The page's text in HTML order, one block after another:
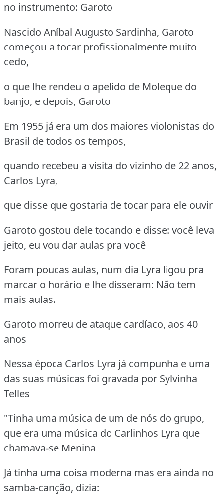
no instrumento: Garoto
Nascido Aníbal Augusto Sardinha, Garoto
começou a tocar profissionalmente muito
cedo,
o que lhe rendeu o apelido de Moleque do
banjo, e depois, Garoto
Em 1955 já era um dos maiores violonistas do
Brasil de todos os tempos,
quando recebeu a visita do vizinho de 22 anos,
Carlos Lyra,
que disse que gostaria de tocar para ele ouvir
Garoto gostou dele tocando e disse: você leva
jeito, eu vou dar aulas pra você
Foram poucas aulas, num dia Lyra ligou pra
marcar o horário e lhe disseram: Não tem
mais aulas.
Garoto morreu de ataque cardíaco, aos 40
anos
Nessa época Carlos Lyra já compunha e uma
das suas músicas foi gravada por Sylvinha
Telles
"Tinha uma música de um de nós do grupo,
que era uma música do Carlinhos Lyra que
chamava-se Menina
Já tinha uma coisa moderna mas era ainda no
samba-canção, dizia: